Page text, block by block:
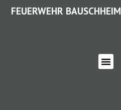
FEUERWEHR BAUSCHHEIM